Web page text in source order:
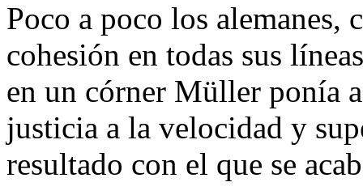
Poco a poco los alemanes,
cohesión en todas sus
en un córner Müller ponía
justicia a la velocidad y
resultado con el que se